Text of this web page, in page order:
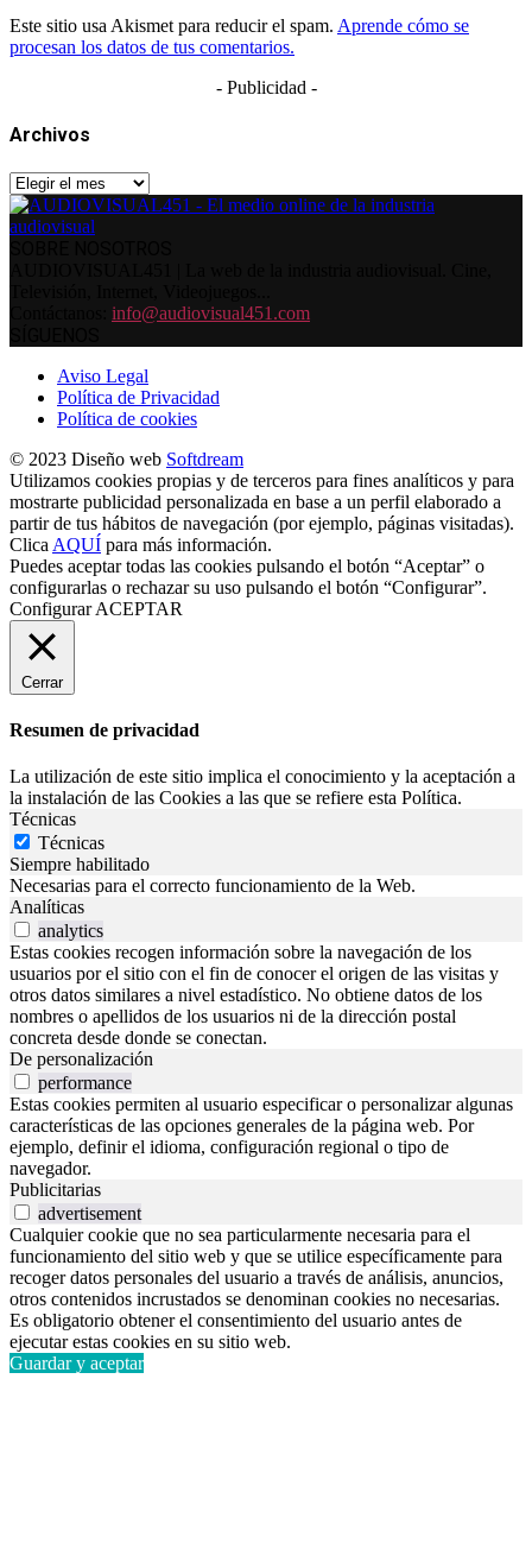
Este sitio usa Akismet para reducir el spam. Aprende cómo se
procesan los datos de tus comentarios.
- Publicidad -
Archivos
Archivos
info@audiovisual451.com
Aviso Legal
Política de Privacidad
Política de cookies
© 2023 Diseño web Softdream
Utilizamos cookies propias y de terceros para fines analíticos y para
mostrarte publicidad personalizada en base a un perfil elaborado a
partir de tus hábitos de navegación (por ejemplo, páginas visitadas).
Clica AQUÍ para más información.
Puedes aceptar todas las cookies pulsando el botón “Aceptar” o
configurarlas o rechazar su uso pulsando el botón “Configurar”.
Configurar ACEPTAR
Cerrar
Resumen de privacidad
La utilización de este sitio implica el conocimiento y la aceptación a
la instalación de las Cookies a las que se refiere esta Política.
Técnicas
Técnicas
Siempre habilitado
Necesarias para el correcto funcionamiento de la Web.
Analíticas
analytics
Estas cookies recogen información sobre la navegación de los
usuarios por el sitio con el fin de conocer el origen de las visitas y
otros datos similares a nivel estadístico. No obtiene datos de los
nombres o apellidos de los usuarios ni de la dirección postal
concreta desde donde se conectan.
De personalización
performance
Estas cookies permiten al usuario especificar o personalizar algunas
características de las opciones generales de la página web. Por
ejemplo, definir el idioma, configuración regional o tipo de
navegador.
Publicitarias
advertisement
Cualquier cookie que no sea particularmente necesaria para el
funcionamiento del sitio web y que se utilice específicamente para
recoger datos personales del usuario a través de análisis, anuncios,
otros contenidos incrustados se denominan cookies no necesarias.
Es obligatorio obtener el consentimiento del usuario antes de
ejecutar estas cookies en su sitio web.
Guardar y aceptar